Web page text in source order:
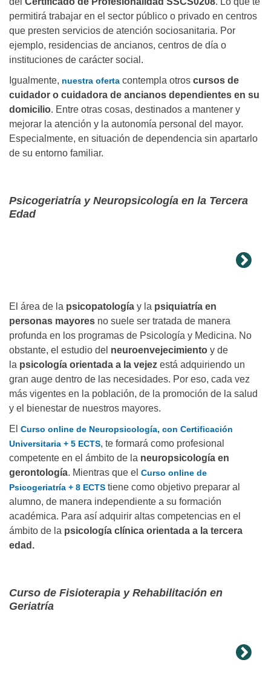
permitirá trabajar en el sector público o privado en centros
que presten servicios de atención sociosanitaria. Por
ejemplo, residencias de ancianos, centros de día o
instituciones de carácter social.
Igualmente, nuestra oferta contempla otros cursos de
cuidador o cuidadora de ancianos dependientes en su
domicilio. Entre otras cosas, destinados a mantener y
mejorar la atención y la autonomía personal del mayor.
Especialmente, en situación de dependencia sin apartarlo
de su entorno familiar.
Psicogeriatría y Neuropsicología en la Tercera
Edad
El área de la psicopatología y la psiquiatría en
personas mayores no suele ser tratada de manera
profunda en los programas de Psicología y Medicina. No
obstante, el estudio del neuroenvejecimiento y de
la psicología orientada a la vejez está adquiriendo un
gran auge dentro de las necesidades. Por eso, cada vez
más vigentes en la población, de la promoción de la salud
y el bienestar de nuestros mayores.
El Curso online de Neuropsicología, con Certificación
Universitaria + 5 ECTS, te formará como profesional
competente en el ámbito de la neuropsicología en
gerontología. Mientras que el Curso online de
Psicogeriatría + 8 ECTS tiene como objetivo preparar al
alumno, de manera independiente a su formación
académica. Para así adquirir altas competencias en el
ámbito de la psicología clínica orientada a la tercera
edad.
Curso de Fisioterapia y Rehabilitación en
Geriatría